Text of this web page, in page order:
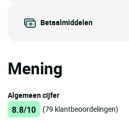
Betaalmiddelen
Mening
Algemeen cijfer
8.8/10 (79 klantbeoordelingen)